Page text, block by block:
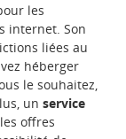
les
internet. Son
liées au
héberger
le souhaitez,
unservice
offres